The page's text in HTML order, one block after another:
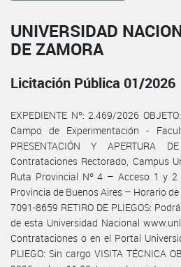
UNIVERSIDAD
DE ZAMORA
Licitación Pública 01/2026
EXPEDIENTE Nº: 2.469/2026
Campo de Experimentación -
PRESENTACIÓN Y APERTURA
Contrataciones Rectorado, Campus
Ruta Provincial Nº 4 – Acceso 1 y
Provincia de Buenos Aires – Horario
7091-8659 RETIRO DE PLIEGOS:
de esta Universidad Nacional
Contrataciones o en el Portal
PLIEGO: Sin cargo VISITA TÉCNICA